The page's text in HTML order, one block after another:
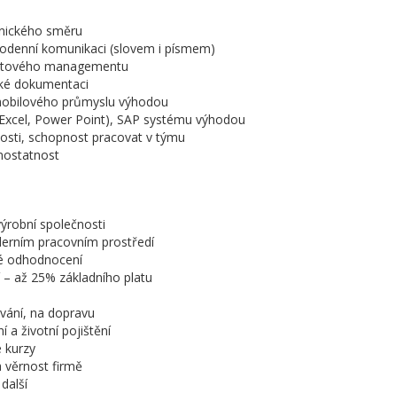
směru
komunikaci (slovem i písmem)
managementu
dokumentaci
průmyslu výhodou
Power Point), SAP systému výhodou
schopnost pracovat v týmu
společnosti
pracovním prostředí
odhodnocení
až 25% základního platu
na dopravu
a životní pojištění
kurzy
věrnost firmě